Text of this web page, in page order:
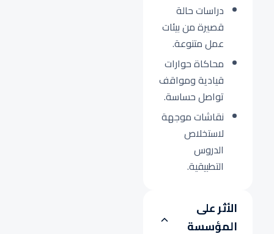
دراسات حالة
قصيرة من بيئات
عمل متنوعة.
محاكاة حوارات
قيادية ومواقف
تواصل حساسة.
نقاشات موجهة
لاستخلاص
الدروس
التطبيقية.
الأثر على
المؤسسة